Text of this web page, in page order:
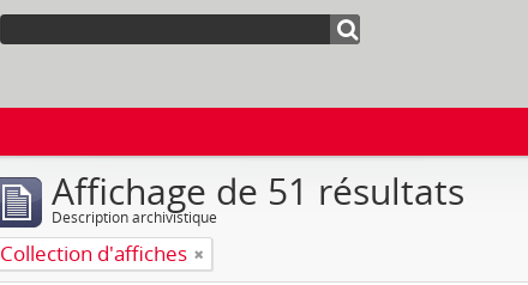
Affichage de 51 résultats
Description archivistique
Collection d'affiches